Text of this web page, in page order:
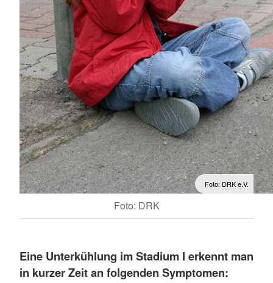
Foto: DRK e.V.
Foto: DRK
Eine Unterkühlung im Stadium I erkennt man
in kurzer Zeit an folgenden Symptomen: